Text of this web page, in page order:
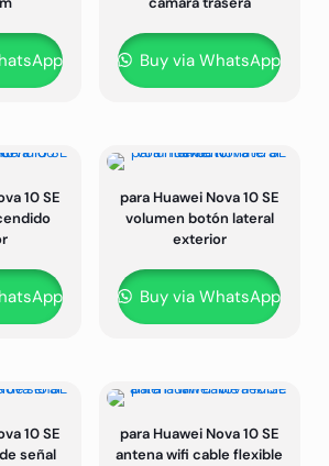
Buy via WhatsApp
10 SE
para Huawei Nova 10 SE
volumen botón lateral
exterior
Buy via WhatsApp
10 SE
señal
para Huawei Nova 10 SE
antena wifi cable flexible